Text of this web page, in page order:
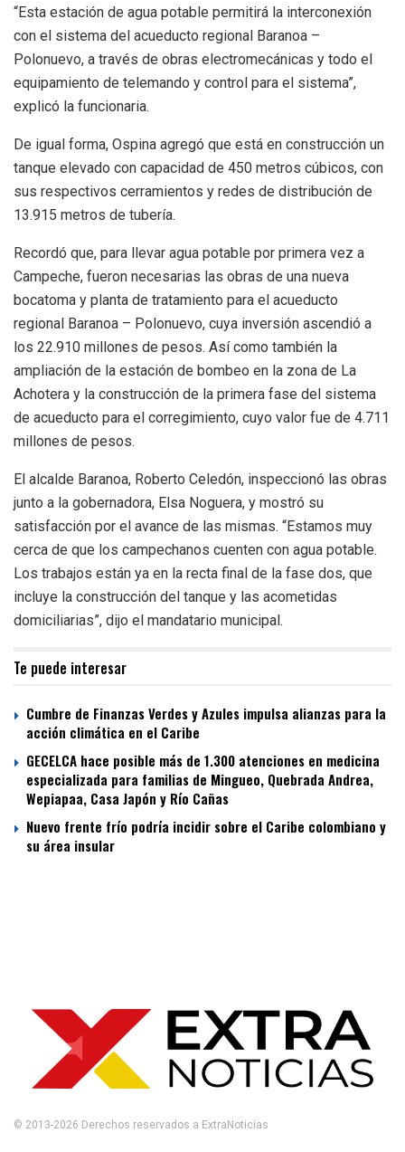
“Esta estación de agua potable permitirá la interconexión
con el sistema del acueducto regional Baranoa –
Polonuevo, a través de obras electromecánicas y todo el
equipamiento de telemando y control para el sistema”,
explicó la funcionaria.
De igual forma, Ospina agregó que está en construcción un
tanque elevado con capacidad de 450 metros cúbicos, con
sus respectivos cerramientos y redes de distribución de
13.915 metros de tubería.
Recordó que, para llevar agua potable por primera vez a
Campeche, fueron necesarias las obras de una nueva
bocatoma y planta de tratamiento para el acueducto
regional Baranoa – Polonuevo, cuya inversión ascendió a
los 22.910 millones de pesos. Así como también la
ampliación de la estación de bombeo en la zona de La
Achotera y la construcción de la primera fase del sistema
de acueducto para el corregimiento, cuyo valor fue de 4.711
millones de pesos.
El alcalde Baranoa, Roberto Celedón, inspeccionó las obras
junto a la gobernadora, Elsa Noguera, y mostró su
satisfacción por el avance de las mismas. “Estamos muy
cerca de que los campechanos cuenten con agua potable.
Los trabajos están ya en la recta final de la fase dos, que
incluye la construcción del tanque y las acometidas
domiciliarias”, dijo el mandatario municipal.
Te puede interesar
Cumbre de Finanzas Verdes y Azules impulsa alianzas para la
acción climática en el Caribe
GECELCA hace posible más de 1.300 atenciones en medicina
especializada para familias de Mingueo, Quebrada Andrea,
Wepiapaa, Casa Japón y Río Cañas
Nuevo frente frío podría incidir sobre el Caribe colombiano y
su área insular
© 2013-2026 Derechos reservados a ExtraNoticias